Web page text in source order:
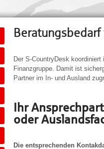
Der S-CountryDesk
Finanzgruppe. Damit ist
Partner im In- und Ausland
Ihr
oder
Die entsprechenden